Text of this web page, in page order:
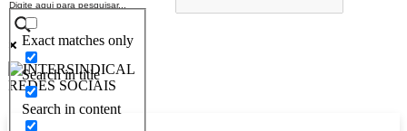
Exact matches only
Search in title
Search in content